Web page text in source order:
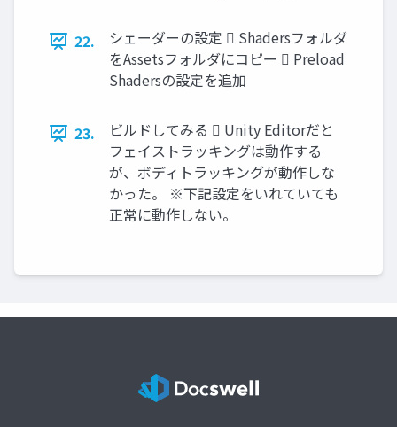
22.
シェーダーの設定  Shadersフォルダ
をAssetsフォルダにコピー  Preload
Shadersの設定を追加
23.
ビルドしてみる  Unity Editorだと
フェイストラッキングは動作する
が、ボディトラッキングが動作しな
かった。 ※下記設定をいれていても
正常に動作しない。